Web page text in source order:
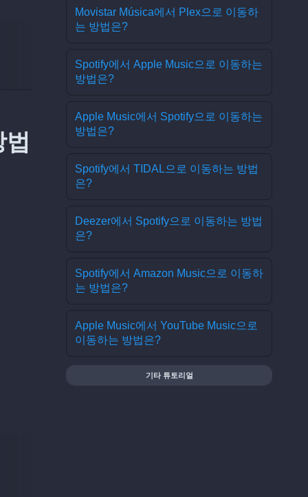
Movistar Música에서 Plex으로 이동하
는 방법은?
Spotify에서 Apple Music으로 이동하는
방법은?
Apple Music에서 Spotify으로 이동하는
방법은?
Spotify에서 TIDAL으로 이동하는 방법
은?
Deezer에서 Spotify으로 이동하는 방법
은?
Spotify에서 Amazon Music으로 이동하
는 방법은?
Apple Music에서 YouTube Music으로
이동하는 방법은?
기타 튜토리얼